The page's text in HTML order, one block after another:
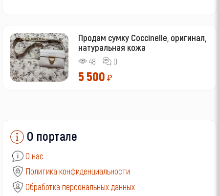
Продам сумку Coccinelle, оригинал,
натуральная кожа
48 0
5 500 ₽
О портале
О нас
Политика конфиденциальности
Обработка персональных данных